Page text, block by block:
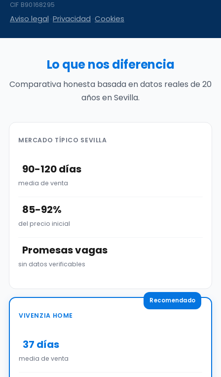
CIF B90168295
Aviso legal ·Privacidad ·Cookies
Lo que nos diferencia
Comparativa honesta basada en datos reales de 20
años en Sevilla.
MERCADO TÍPICO SEVILLA
90-120 días
media de venta
85-92%
del precio inicial
Promesas vagas
sin datos verificables
VIVENZIA HOME
37 días
media de venta